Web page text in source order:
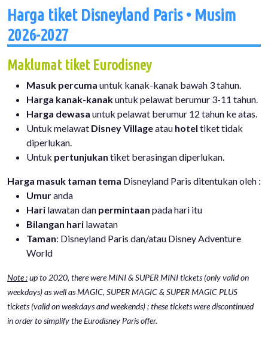
Harga tiket Disneyland Paris • Musim
2026-2027
Maklumat tiket Eurodisney
Masuk percuma untuk kanak-kanak bawah 3 tahun.
Harga kanak-kanakuntuk pelawat berumur 3-11 tahun.
Harga dewasa untuk pelawat berumur 12 tahun ke atas.
Untuk melawat Disney Villageatau hotel tiket tidak
diperlukan.
Untuk pertunjukan tiket berasingan diperlukan.
Harga masuk taman tema Disneyland Paris ditentukan oleh :
Umuranda
Hari lawatan dan permintaan pada hari itu
Bilangan hari lawatan
Taman: Disneyland Paris dan/atau Disney Adventure
World
Note :up to 2020, there were MINI & SUPER MINI tickets (only valid on
weekdays) as well as MAGIC, SUPER MAGIC & SUPER MAGIC PLUS
tickets (valid on weekdays and weekends) ; these tickets were discontinued
in order to simplify the Eurodisney Paris offer.